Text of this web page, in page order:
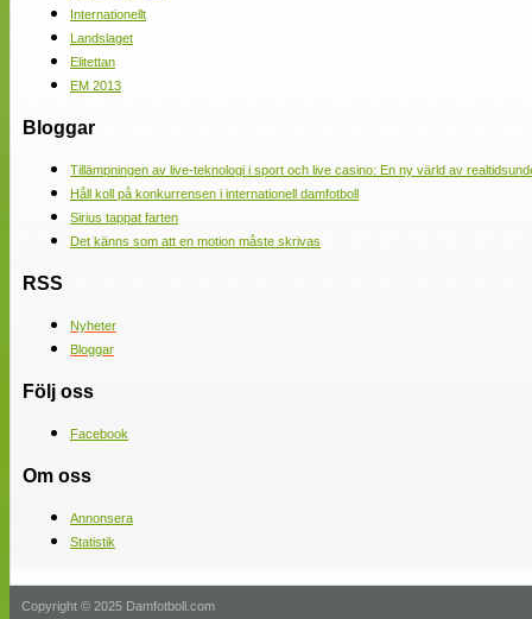
Internationellt
Landslaget
Elitettan
EM 2013
Bloggar
Tillämpningen av live-teknologi i sport och live casino: En ny värld av
Håll koll på konkurrensen i internationell damfotboll
Sirius tappat farten
Det känns som att en motion måste skrivas
RSS
Nyheter
Bloggar
Följ oss
Facebook
Om oss
Annonsera
Statistik
Copyright © 2025 Damfotboll.com